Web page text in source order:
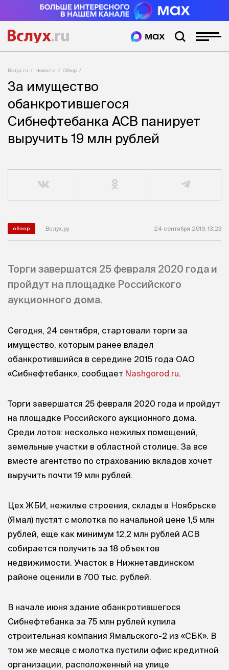
Вслух.ru Новости Обзор
За имущество
обанкротившегося
Сибнефтебанка АСВ панирует
выручить 19 млн рублей
обзор Вслух.ру 24 сентября 2019, 13:23
Торги завершатся 25 февраля 2020 года и
пройдут на площадке Российского
аукционного дома.
Сегодня, 24 сентября, стартовали торги за
имущество, которым ранее владел
обанкротившийся в середине 2015 года ОАО
«Сибнефтебанк», сообщает Nashgorod.ru.
Торги завершатся 25 февраля 2020 года и пройдут
на площадке Российского аукционного дома.
Среди лотов: несколько нежилых помещений,
земельные участки в областной столице. За все
вместе агентство по страхованию вкладов хочет
выручить почти 19 млн рублей.
Цех ЖБИ, нежилые строения, склады в Ноябрьске
(Ямал) пустят с молотка по начальной цене 1,5 млн
рублей, еще как минимум 12,2 млн рублей АСВ
собирается получить за 18 объектов
недвижимости. Участок в Нижнетавдинском
районе оценили в 700 тыс. рублей.
В начале июня здание обанкротившегося
Сибнефтебанка за 75 млн рублей купила
строительная компания Ямальского-2 из «СБК». В
том же месяце с молотка пустили офис кредитной
организации, расположенный на улице